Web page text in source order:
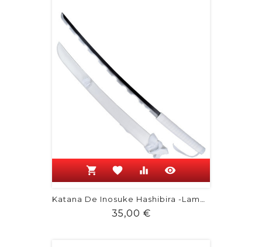
shopping_cart favorite equalizer visibility
Katana De Inosuke Hashibira -Lame En...
35,00 €Prix